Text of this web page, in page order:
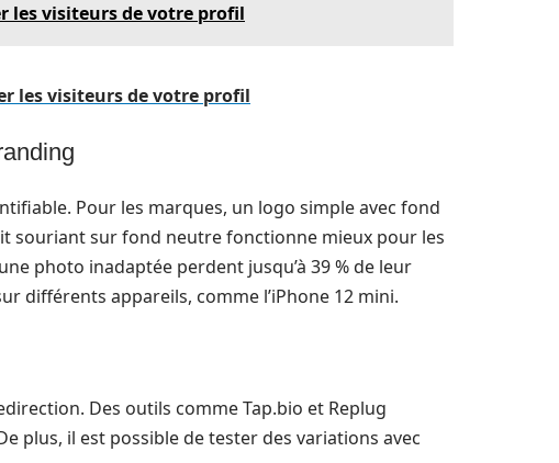
les visiteurs de votre profil
les visiteurs de votre profil
Pour les marques, un logo simple avec fond
souriant sur fond neutre fonctionne mieux pour les
photo inadaptée perdent jusqu’à 39 % de leur
différents appareils, comme l’iPhone 12 mini.
Des outils comme Tap.bio et Replug
plus, il est possible de tester des variations avec